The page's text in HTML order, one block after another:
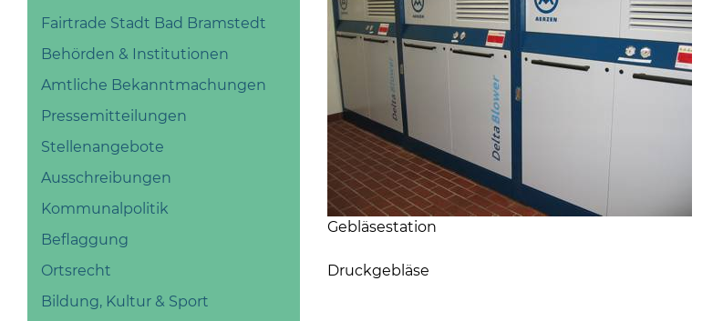
Fairtrade Stadt Bad Bramstedt
Behörden & Institutionen
Amtliche Bekanntmachungen
Pressemitteilungen
Stellenangebote
Ausschreibungen
Kommunalpolitik
Beflaggung
Ortsrecht
Bildung, Kultur & Sport
Gebläsestation
Druckgebläse